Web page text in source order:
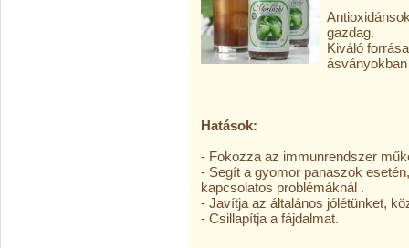
gazdag.
Kiváló
Hatások:
- Fokozza az immunrendszer
- Segít a gyomor panaszok
kapcsolatos problémáknál .
- Javítja az általános jólétünket,
- Csillapítja a fájdalmat.